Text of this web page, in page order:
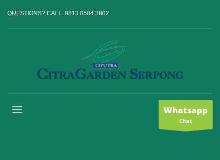
QUESTIONS? CALL: 0813 8504 3802
Whatsapp
Chat